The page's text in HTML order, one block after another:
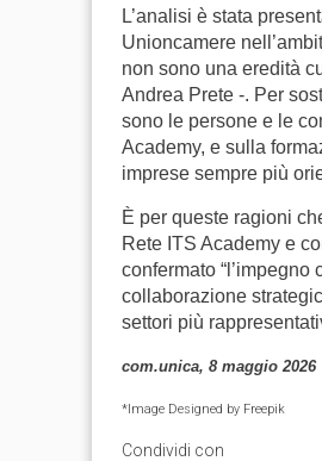
L’analisi è stata
Unioncamere
non sono una eredità
Andrea Prete -. Per
sono le persone e le
Academy, e sulla
imprese sempre più
È per queste ragioni
Rete ITS Academy e
confermato
collaborazione
settori più
com.unica, 8 maggio 2026
*Image Designed by Freepik
Condividi con